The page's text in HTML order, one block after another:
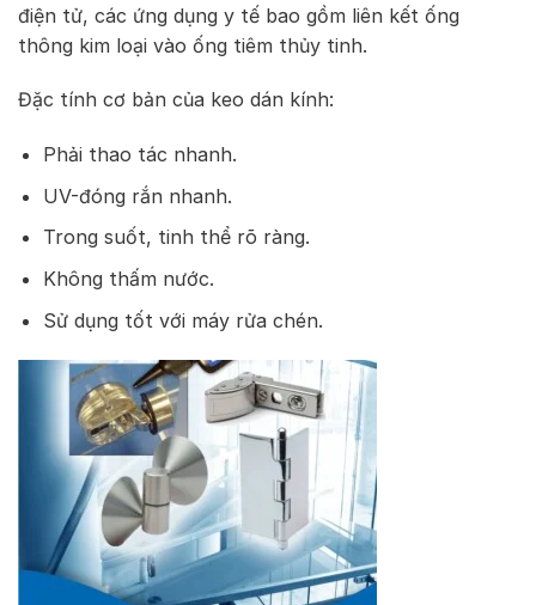
điện tử, các ứng dụng y tế bao gồm liên kết ống
thông kim loại vào ống tiêm thủy tinh.
Đặc tính cơ bản của keo dán kính:
Phải thao tác nhanh.
UV-đóng rắn nhanh.
Trong suốt, tinh thể rõ ràng.
Không thấm nước.
Sử dụng tốt với máy rửa chén.